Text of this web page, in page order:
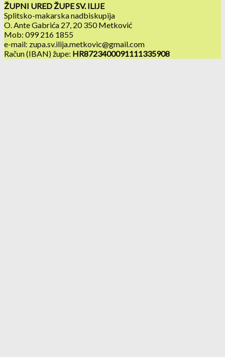
ŽUPNI URED ŽUPE SV. ILIJE
Splitsko-makarska nadbiskupija
O. Ante Gabrića 27, 20 350 Metković
Mob: 099 216 1855
e-mail: zupa.sv.ilija.metkovic@gmail.com
Račun (IBAN) župe: HR8723400091111335908